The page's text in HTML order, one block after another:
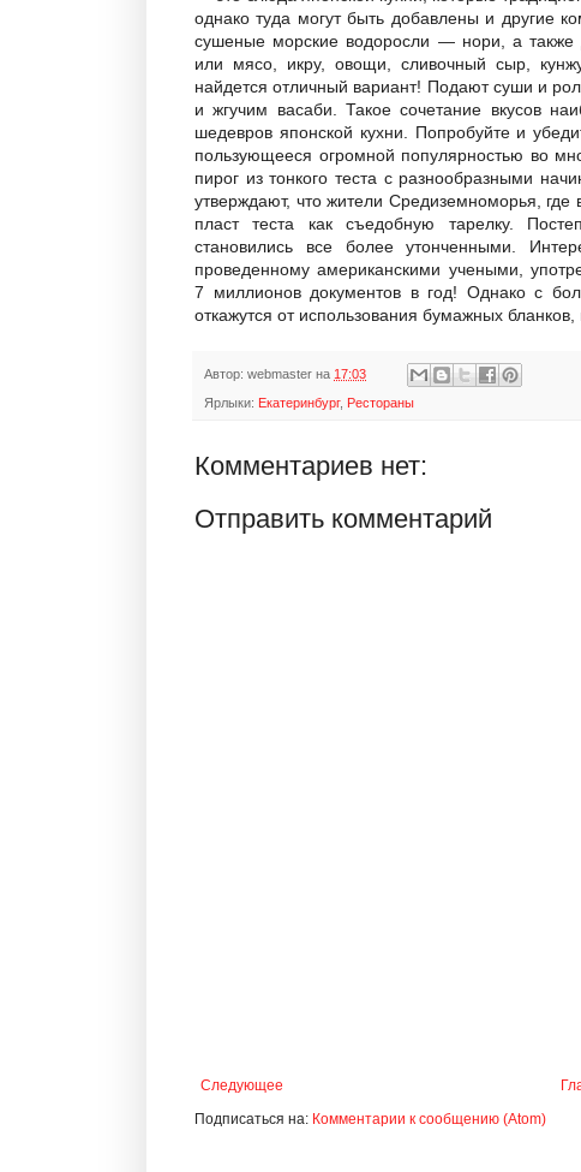
однако туда могут быть добавлены и другие
сушеные морские водоросли — нори, а также
или мясо, икру, овощи, сливочный сыр,
найдется отличный вариант! Подают суши и
и жгучим васаби. Такое сочетание вкусов
шедевров японской кухни. Попробуйте и
пользующееся огромной популярностью во
пирог из тонкого теста с разнообразными
утверждают, что жители Средиземноморья, где
пласт теста как съедобную тарелку.
становились все более утонченными.
проведенному американскими учеными,
7 миллионов документов в год! Однако с
откажутся от использования бумажных
Автор: webmaster на 17:03
Ярлыки: Екатеринбург, Рестораны
Комментариев нет:
Отправить комментарий
Следующее
Подписаться на: Комментарии к сообщению (Atom)